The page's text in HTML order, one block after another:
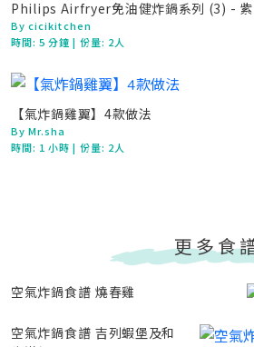
Philips Airfryer免油健炸鍋系列 (3) - 紫
By cicikitchen
時間:5 分鐘| 份量: 2人
【氣炸鍋雞翼】4款做法
By Mr.sha
時間: 1 小時| 份量: 2人
更多食
空氣炸鍋食譜 燒春雞
空氣炸鍋食譜 吉列蝦堡及和